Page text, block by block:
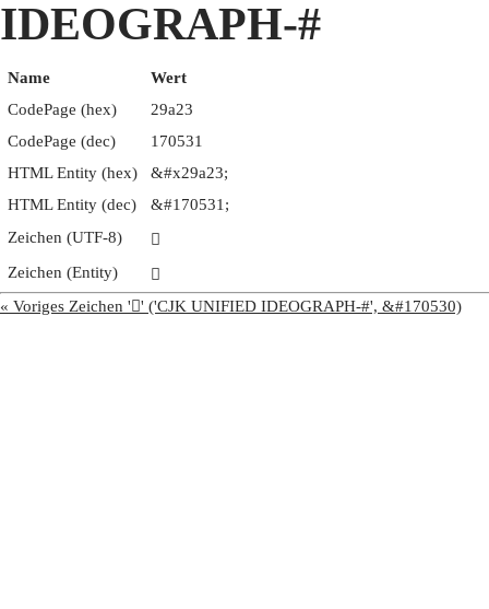
IDEOGRAPH-#
Name
Wert
CodePage (hex)
29a23
CodePage (dec)
170531
HTML Entity (hex)
&#x29a23;
HTML Entity (dec)
&#170531;
Zeichen (UTF-8)
𩨣
Zeichen (Entity)
𩨣
« Voriges Zeichen '𩨢' ('CJK UNIFIED IDEOGRAPH-#', &#170530)